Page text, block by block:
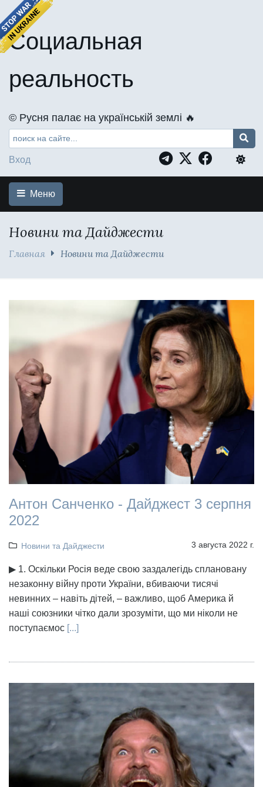
Социальная
реальность
©️ Русня палає на українській землі 🔥
Вход
Меню
Новини та Дайджести
Главная Новини та Дайджести
Антон Санченко - Дайджест 3 серпня
2022
Новини та Дайджести 3 августа 2022 г.
▶ 1. Оскільки Росія веде свою заздалегідь сплановану
незаконну війну проти України, вбиваючи тисячі
невинних – навіть дітей, – важливо, щоб Америка й
наші союзники чітко дали зрозуміти, що ми ніколи не
поступаємос [...]